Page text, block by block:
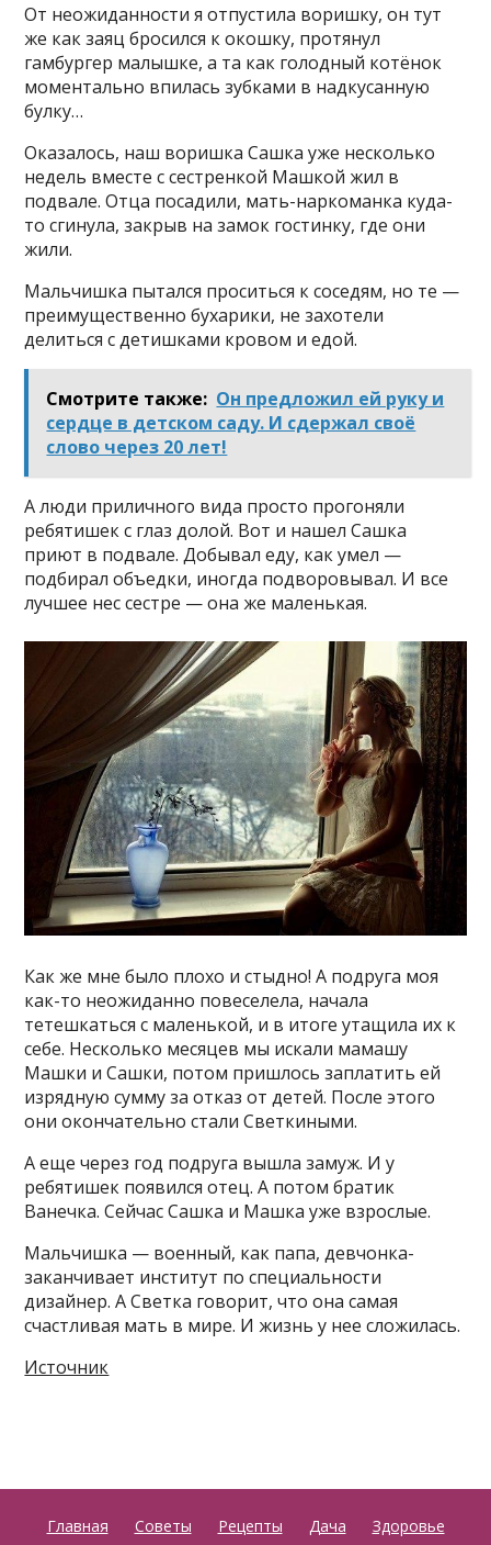
От неожиданности я отпустила воришку, он тут
же как заяц бросился к окошку, протянул
гамбургер малышке, а та как голодный котёнок
моментально впилась зубками в надкусанную
булку…
Оказалось, наш воришка Сашка уже несколько
недель вместе с сестренкой Машкой жил в
подвале. Отца посадили, мать-наркоманка куда-
то сгинула, закрыв на замок гостинку, где они
жили.
Мальчишка пытался проситься к соседям, но те —
преимущественно бухарики, не захотели
делиться с детишками кровом и едой.
Смотрите также: Он предложил ей руку и
сердце в детском саду. И сдержал своё
слово через 20 лет!
А люди приличного вида просто прогоняли
ребятишек с глаз долой. Вот и нашел Сашка
приют в подвале. Добывал еду, как умел —
подбирал объедки, иногда подворовывал. И все
лучшее нес сестре — она же маленькая.
Как же мне было плохо и стыдно! А подруга моя
как-то неожиданно повеселела, начала
тетешкаться с маленькой, и в итоге утащила их к
себе. Несколько месяцев мы искали мамашу
Машки и Сашки, потом пришлось заплатить ей
изрядную сумму за отказ от детей. После этого
они окончательно стали Светкиными.
А еще через год подруга вышла замуж. И у
ребятишек появился отец. А потом братик
Ванечка. Сейчас Сашка и Машка уже взрослые.
Мальчишка — военный, как папа, девчонка-
заканчивает институт по специальности
дизайнер. А Светка говорит, что она самая
счастливая мать в мире. И жизнь у нее сложилась.
Источник
Главная Советы Рецепты Дача Здоровье